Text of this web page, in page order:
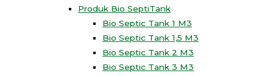
Produk Bio SeptiTank
Bio Septic Tank 1 M3
Bio Septic Tank 1,5 M3
Bio Septic Tank 2 M3
Bio Septic Tank 3 M3